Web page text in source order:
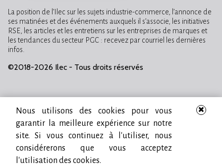
La position de l’Ilec sur les sujets industrie-commerce, l’annonce de
ses matinées et des événements auxquels il s’associe, les initiatives
RSE, les articles et les entretiens sur les entreprises de marques et
les tendances du secteur PGC : recevez par courriel les dernières
infos.
©2018-2026 Ilec - Tous droits réservés
Nous utilisons des cookies pour vous
garantir la meilleure expérience sur notre
site. Si vous continuez à l'utiliser, nous
considérerons que vous acceptez
l'utilisation des cookies.